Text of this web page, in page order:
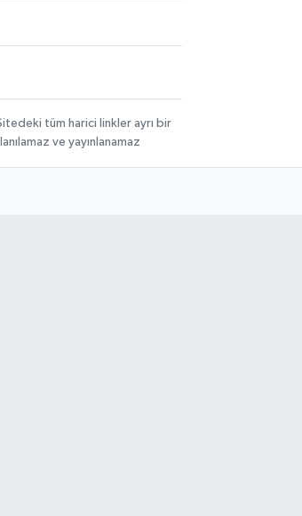
tüm harici linkler ayrı bir
ve yayınlanamaz